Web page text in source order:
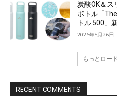
炭酸OK＆ス
ボトル「
トル 500」
2026年5月26日
もっとロー
RECENT COMMENTS